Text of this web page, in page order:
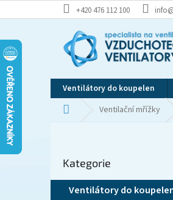
na
+420 476 112 100
Ventilátory do koupelen
Domů Ventilační mřížky
r
kategorie
Kategorie
Ventilátory do